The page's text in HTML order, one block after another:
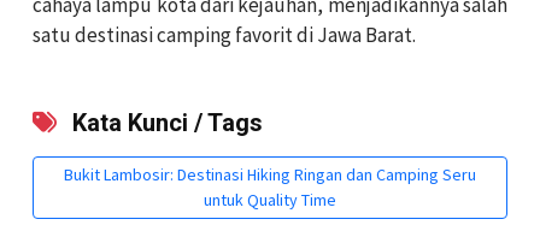
satu destinasi camping favorit di Jawa Barat.
Kata Kunci / Tags
Bukit Lambosir: Destinasi Hiking Ringan dan Camping Seru
untuk Quality Time